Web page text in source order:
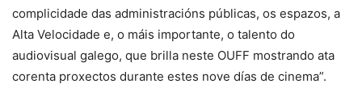
complicidade das administracións públicas, os espazos, a
Alta Velocidade e, o máis importante, o talento do
audiovisual galego, que brilla neste OUFF mostrando ata
corenta proxectos durante estes nove días de cinema”.